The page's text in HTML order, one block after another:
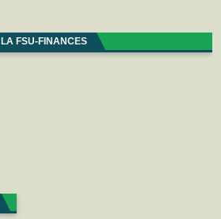
LA FSU-FINANCES